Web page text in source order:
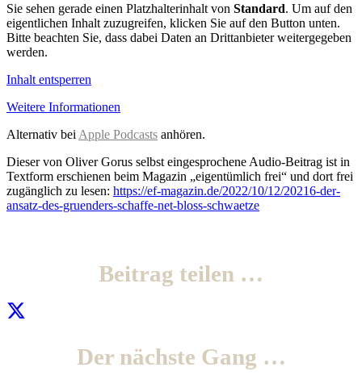
Sie sehen gerade einen Platzhalterinhalt von Standard. Um auf den
eigentlichen Inhalt zuzugreifen, klicken Sie auf den Button unten.
Bitte beachten Sie, dass dabei Daten an Drittanbieter weitergegeben
werden.
Inhalt entsperren
Weitere Informationen
Alternativ bei Apple Podcasts anhören.
Dieser von Oliver Gorus selbst eingesprochene Audio-Beitrag ist in
Textform erschienen beim Magazin „eigentümlich frei“ und dort frei
zugänglich zu lesen: https://ef-magazin.de/2022/10/12/20216-der-
ansatz-des-gruenders-schaffe-net-bloss-schwaetze
Beitrag teilen …
Der nächste Gang …